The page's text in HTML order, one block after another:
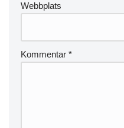
Webbplats
Kommentar *